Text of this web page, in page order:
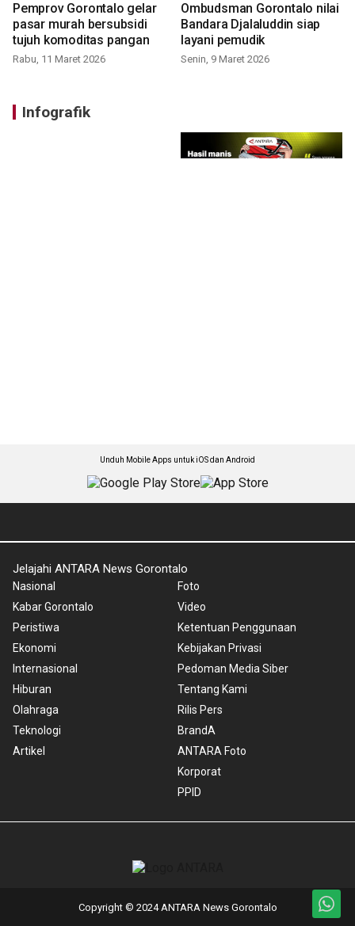
Pemprov Gorontalo gelar
pasar murah bersubsidi
tujuh komoditas pangan
Rabu, 11 Maret 2026
Ombudsman Gorontalo nilai
Bandara Djalaluddin siap
layani pemudik
Senin, 9 Maret 2026
Infografik
Unduh Mobile Apps untuk iOS dan Android
Jelajahi ANTARA News Gorontalo
Nasional
Kabar Gorontalo
Peristiwa
Ekonomi
Internasional
Hiburan
Olahraga
Teknologi
Artikel
Foto
Video
Ketentuan Penggunaan
Kebijakan Privasi
Pedoman Media Siber
Tentang Kami
Rilis Pers
BrandA
ANTARA Foto
Korporat
PPID
Copyright © 2024 ANTARA News Gorontalo